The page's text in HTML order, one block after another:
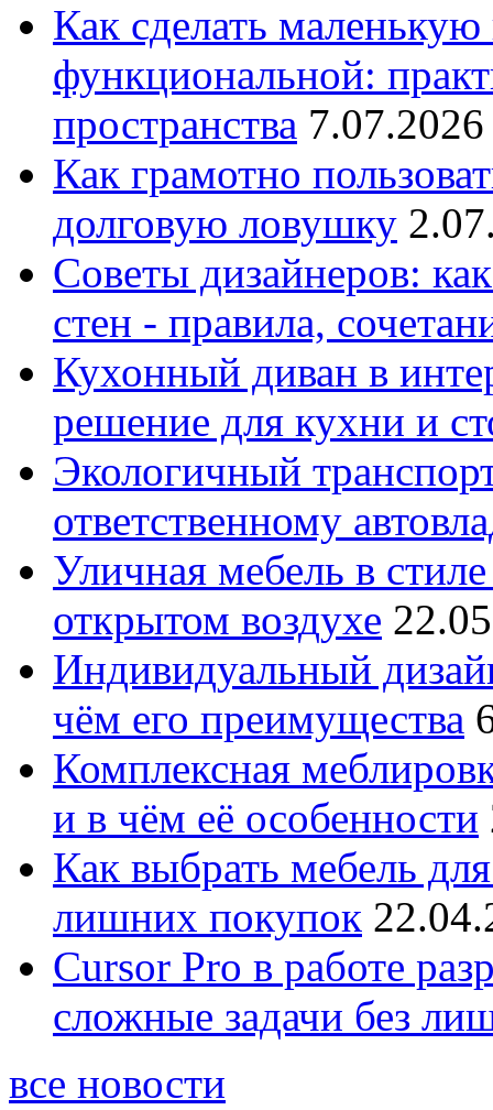
Как сделать
функциональной:
пространства
Как грамотно
долговую ловушку
Советы дизайнеров:
стен - правила,
Кухонный диван в
решение для кухни и
Экологичный
ответственному
Уличная мебель в
открытом воздухе
Индивидуальный
чём его преимущества
Комплексная
и в чём её особенности
Как выбрать мебель
лишних покупок
Cursor Pro в работе
сложные задачи без
все новости